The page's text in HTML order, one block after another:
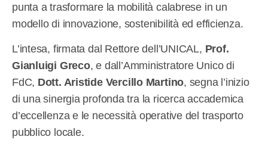
punta a trasformare la mobilità calabrese in un
modello di innovazione, sostenibilità ed efficienza.
L’intesa, firmata dal Rettore dell’UNICAL, Prof.
Gianluigi Greco, e dall’Amministratore Unico di
FdC, Dott. Aristide Vercillo Martino, segna l’inizio
di una sinergia profonda tra la ricerca accademica
d’eccellenza e le necessità operative del trasporto
pubblico locale.